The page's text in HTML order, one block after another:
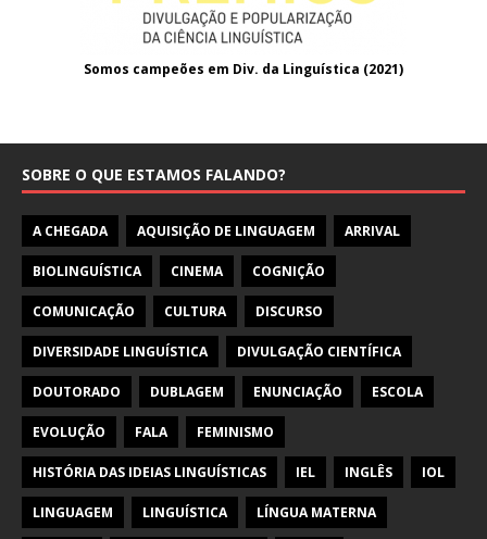
Somos campeões em Div. da Linguística (2021)
SOBRE O QUE ESTAMOS FALANDO?
A CHEGADA AQUISIÇÃO DE LINGUAGEM ARRIVAL
BIOLINGUÍSTICA CINEMA COGNIÇÃO
COMUNICAÇÃO CULTURA DISCURSO
DIVERSIDADE LINGUÍSTICA DIVULGAÇÃO CIENTÍFICA
DOUTORADO DUBLAGEM ENUNCIAÇÃO ESCOLA
EVOLUÇÃO FALA FEMINISMO
HISTÓRIA DAS IDEIAS LINGUÍSTICAS IEL INGLÊS IOL
LINGUAGEM LINGUÍSTICA LÍNGUA MATERNA